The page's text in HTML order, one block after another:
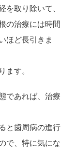
を取り除いて、
の治療には時間
ほど長引きま
ます。
であれば、治療
と歯周病の進行
で、特に気にな